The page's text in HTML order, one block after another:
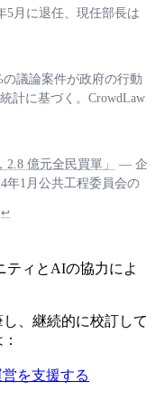
5月に退任、現任部長は
議論案件が政府の行動
計に基づく。CrowdLaw
億元全民買單」
— 企
年1月公共工程委員会の
↩
ティとAIの協力によ
、継続的に校訂して
を支援する